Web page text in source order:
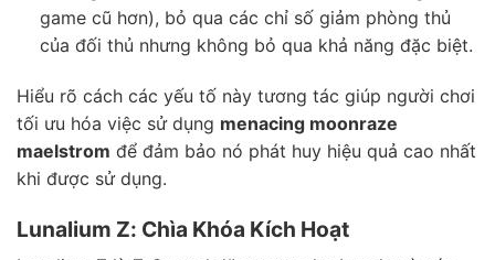
game cũ hơn), bỏ qua các chỉ số giảm phòng thủ
của đối thủ nhưng không bỏ qua khả năng đặc biệt.
Hiểu rõ cách các yếu tố này tương tác giúp người chơi
tối ưu hóa việc sử dụng menacing moonraze
maelstrom để đảm bảo nó phát huy hiệu quả cao nhất
khi được sử dụng.
Lunalium Z: Chìa Khóa Kích Hoạt